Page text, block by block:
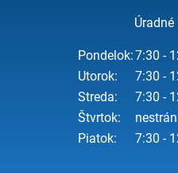
Pondelok:7:30 -
Utorok:
7:30 -
Streda:
7:30 -
Štvrtok:
Piatok:
7:30 -